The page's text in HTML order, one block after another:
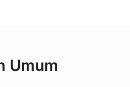
Umum